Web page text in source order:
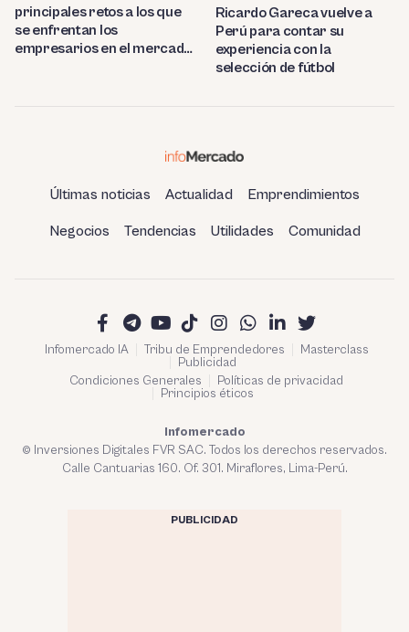
principales retos a los que
se enfrentan los
empresarios en el mercado
Ricardo Gareca vuelve a
Perú para contar su
experiencia con la
selección de fútbol
Últimas noticias Actualidad Emprendimientos
Negocios Tendencias Utilidades Comunidad
Infomercado IA Tribu de Emprendedores
Masterclass
Publicidad
Condiciones Generales
Políticas de privacidad
Principios éticos
Infomercado
© Inversiones Digitales FVR SAC. Todos los derechos reservados.
Calle Cantuarias 160. Of. 301. Miraflores, Lima-Perú.
PUBLICIDAD